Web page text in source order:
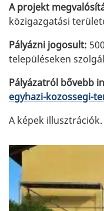
A projekt
közigazgatási
Pályázni jogosult:
településeken
Pályázatról bővebb
egyhazi-kozossegi-
A képek illusztrációk.